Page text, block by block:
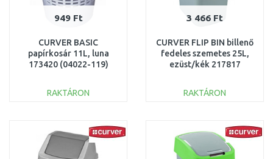
949 Ft
CURVER BASIC
papírkosár 11L, luna
173420 (04022-119)
RAKTÁRON
Összehasonlítás
3 466 Ft
CURVER FLIP BIN billenő
fedeles szemetes 25L,
ezüst/kék 217817
RAKTÁRON
Összehasonlítás